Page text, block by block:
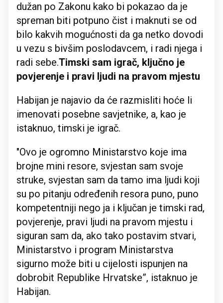
dužan po Zakonu kako bi pokazao da je
spreman biti potpuno čist i maknuti se od
bilo kakvih mogućnosti da ga netko dovodi
u vezu s bivšim poslodavcem, i radi njega i
radi sebe.Timski sam igrač, ključno je
povjerenje i pravi ljudi na pravom mjestu
Habijan je najavio da će razmisliti hoće li
imenovati posebne savjetnike, a, kao je
istaknuo, timski je igrač.
"Ovo je ogromno Ministarstvo koje ima
brojne mini resore, svjestan sam svoje
struke, svjestan sam da tamo ima ljudi koji
su po pitanju određenih resora puno, puno
kompetentniji nego ja i ključan je timski rad,
povjerenje, pravi ljudi na pravom mjestu i
siguran sam da, ako tako postavim stvari,
Ministarstvo i program Ministarstva
sigurno može biti u cijelosti ispunjen na
dobrobit Republike Hrvatske”, istaknuo je
Habijan.